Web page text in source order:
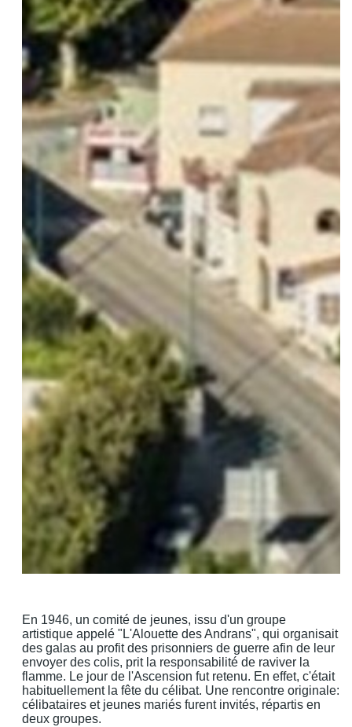
En 1946, un comité de jeunes, issu d'un groupe
artistique appelé "L'Alouette des Andrans", qui organisait
des galas au profit des prisonniers de guerre afin de leur
envoyer des colis, prit la responsabilité de raviver la
flamme. Le jour de l'Ascension fut retenu. En effet, c'était
habituellement la fête du célibat. Une rencontre originale:
célibataires et jeunes mariés furent invités, répartis en
deux groupes.